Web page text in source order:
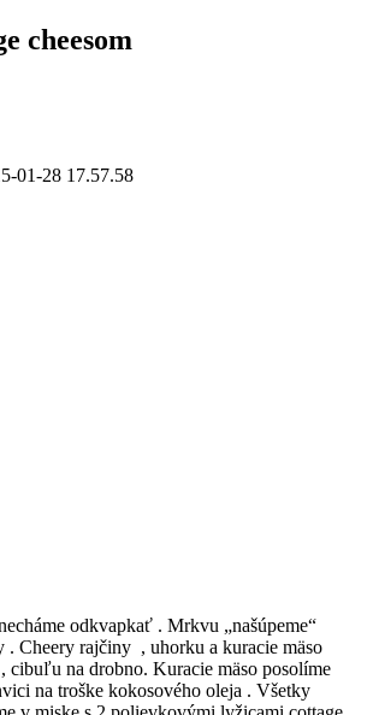
cheesom
odkvapkať . Mrkvu „našúpeme“
. Cheery rajčiny , uhorku a kuracie mäso
cibuľu na drobno. Kuracie mäso posolíme
na troške kokosového oleja . Všetky